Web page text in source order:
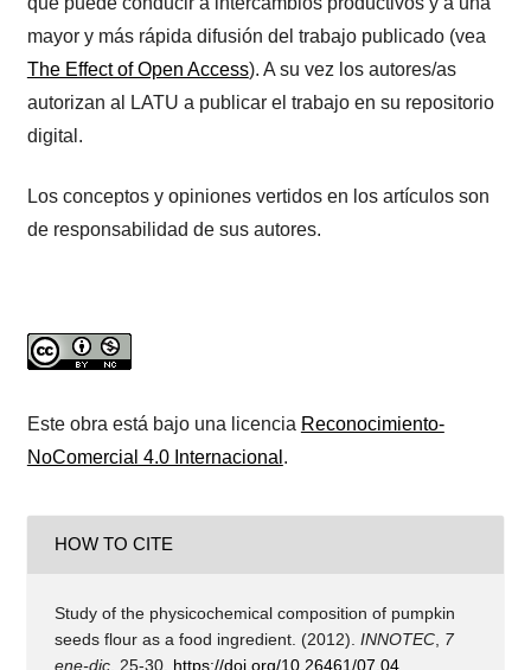
mayor y más rápida difusión del trabajo publicado (vea
The Effect of Open Access). A su vez los autores/as
autorizan al LATU a publicar el trabajo en su repositorio
digital.
Los conceptos y opiniones vertidos en los artículos son
de responsabilidad de sus autores.
Este obra está bajo una licencia Reconocimiento-
NoComercial 4.0 Internacional .
HOW TO CITE
Study of the physicochemical composition of pumpkin
seeds flour as a food ingredient. (2012). INNOTEC, 7
ene-dic, 25-30. https://doi.org/10.26461/07.04